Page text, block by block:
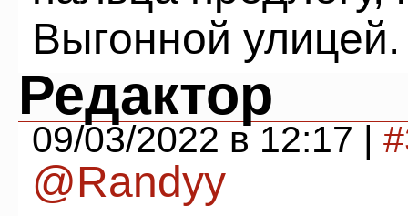
Выгонной улицей.
Редактор
09/03/2022 в 12:17 |
@Randyy